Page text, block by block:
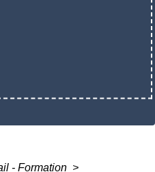
- Formation >